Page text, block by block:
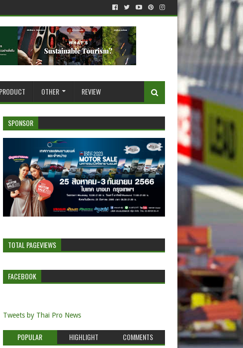
OTHER REVIEW
SPONSOR
TOTAL PAGEVIEWS
FACEBOOK
Tweets by Thai Pro News
POPULAR HIGHLIGHT COMMENTS